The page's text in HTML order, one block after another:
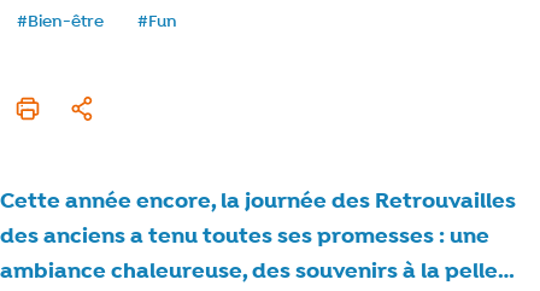
Tags
#Bien-être #Fun
Imprimer cet article
Partager
Cette année encore, la journée des Retrouvailles
des anciens a tenu toutes ses promesses : une
ambiance chaleureuse, des souvenirs à la pelle…